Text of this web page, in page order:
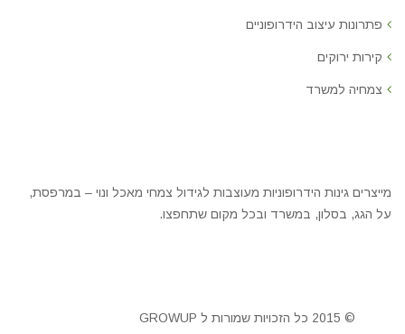
פתרונות עיצוב הידרופוניים
קירות ירוקים
צמחיה למשרד
מייצרים גינות הידרופוניות מעוצבות לגידול צמחי מאכל ונוי – במרפסת,
על הגג, בסלון, במשרד ובכל מקום שתחפצו.
© 2015 כל הזכויות שמורות ל GROWUP